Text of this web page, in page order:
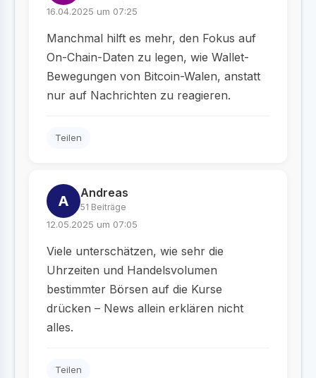
16.04.2025 um 07:25
Manchmal hilft es mehr, den Fokus auf
On-Chain-Daten zu legen, wie Wallet-
Bewegungen von Bitcoin-Walen, anstatt
nur auf Nachrichten zu reagieren.
Teilen
A Andreas
51 Beiträge
12.05.2025 um 07:05
Viele unterschätzen, wie sehr die
Uhrzeiten und Handelsvolumen
bestimmter Börsen auf die Kurse
drücken – News allein erklären nicht
alles.
Teilen